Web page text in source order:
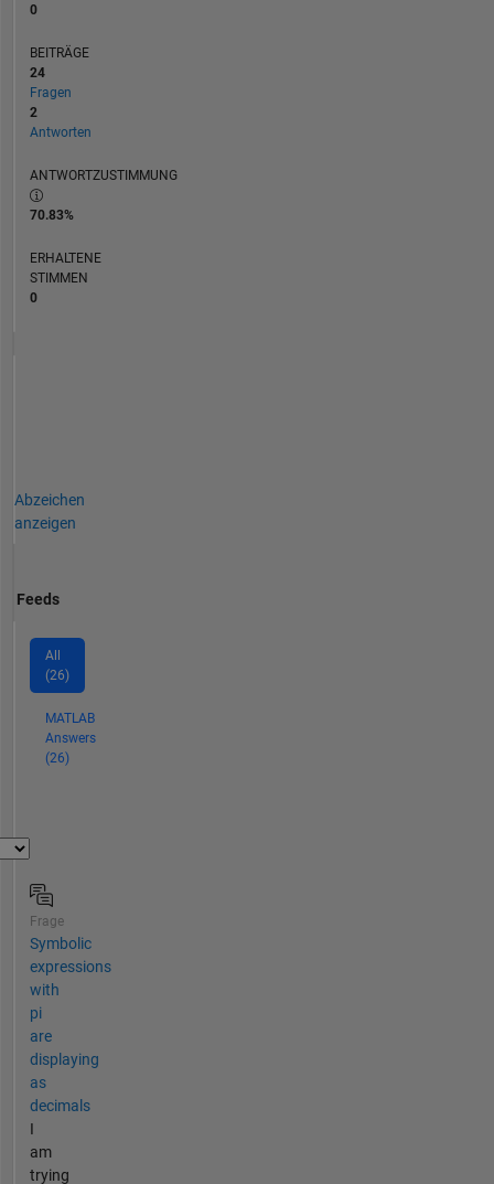
0
BEITRÄGE
24
Fragen
2
Antworten
ANTWORTZUSTIMMUNG
70.83%
ERHALTENE
STIMMEN
0
Abzeichen
anzeigen
Feeds
All
(26)
MATLAB
Answers
(26)
Frage
Symbolic
expressions
with
pi
are
displaying
as
decimals
I
am
trying